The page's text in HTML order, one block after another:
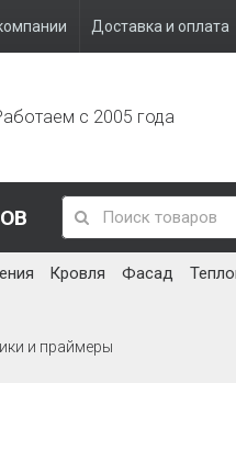
Доставка и оплата
с 2005 года
Кровля Фасад
и праймеры